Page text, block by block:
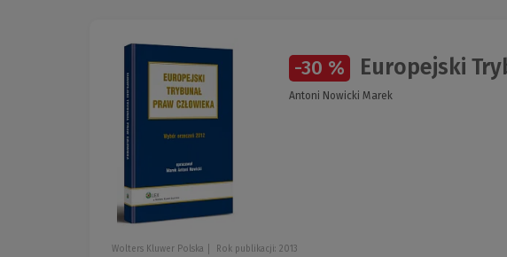
-30 % Europejski
Antoni Nowicki Marek
Wolters Kluwer Polska Rok publikacji: 2013